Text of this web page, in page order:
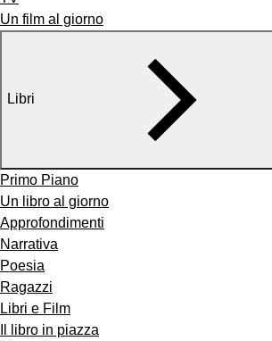
Un film al giorno
Libri
Primo Piano
Un libro al giorno
Approfondimenti
Narrativa
Poesia
Ragazzi
Libri e Film
Il libro in piazza